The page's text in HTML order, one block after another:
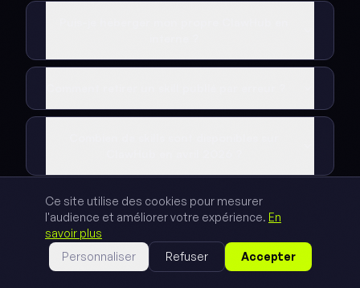
ClawHub est-il officiellement soutenu par
Anthropic ?
Quel est le processus de vérification d'un
Ce site utilise des cookies pour mesurer
l'audience et améliorer votre expérience. En
savoir plus
Personnaliser
Refuser Accepter